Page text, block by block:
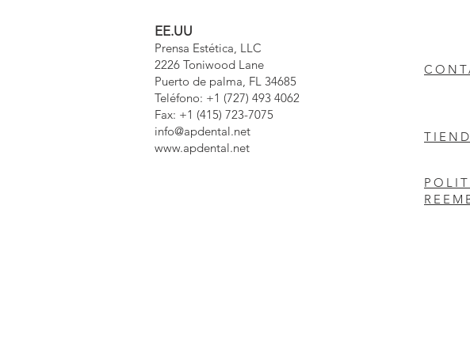
EE.UU
Prensa Estética, LLC
2226 Toniwood Lane
Puerto de palma, FL 34685
Teléfono: +1 (727) 493 4062
Fax: +1 (415) 723-7075
info@apdental.net
www.apdental.net